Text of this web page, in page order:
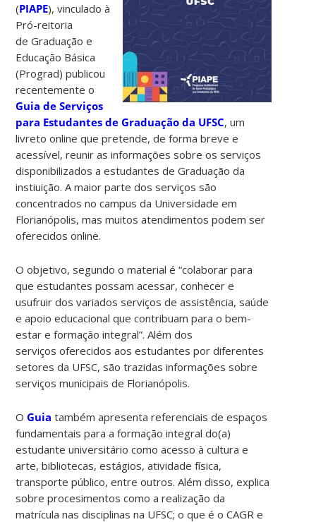
(PIAPE), vinculado à
Pró-reitoria
de Graduação e
Educação Básica
(Prograd) publicou
recentemente o
Guia de Serviços
para Estudantes de Graduação da UFSC, um
livreto online que pretende, de forma breve e
acessível, reunir as informações sobre os serviços
disponibilizados a estudantes de Graduação da
instiuição. A maior parte dos serviços são
concentrados no campus da Universidade em
Florianópolis, mas muitos atendimentos podem ser
oferecidos online.
O objetivo, segundo o material é “colaborar para
que estudantes possam acessar, conhecer e
usufruir dos variados serviços de assistência, saúde
e apoio educacional que contribuam para o bem-
estar e formação integral”. Além dos
serviços oferecidos aos estudantes por diferentes
setores da UFSC, são trazidas informações sobre
serviços municipais de Florianópolis.
OGuia também apresenta referenciais de espaços
fundamentais para a formação integral do(a)
estudante universitário como acesso à cultura e
arte, bibliotecas, estágios, atividade física,
transporte público, entre outros. Além disso, explica
sobre procesimentos como a realização da
matrícula nas disciplinas na UFSC; o que é o CAGR e